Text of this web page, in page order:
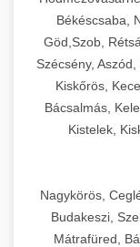
Békéscsaba,
Göd,Szob,
Szécsény,
Kiskőrös,
Bácsalmás,
Kistelek,
Nagykörös,
Budakeszi,
Mátrafüred,